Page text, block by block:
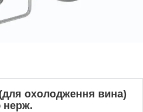
охолодження вина)
нерж.